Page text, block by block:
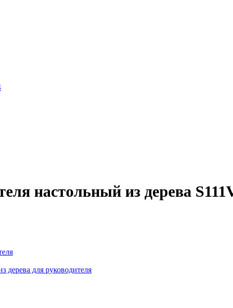
настольный из дерева
дерева для руководителя